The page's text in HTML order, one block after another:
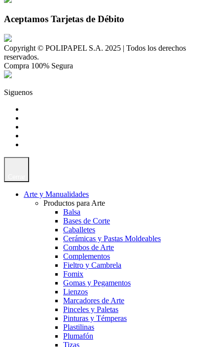
Aceptamos Tarjetas de Débito
Copyright © POLIPAPEL S.A. 2025 | Todos los derechos
reservados.
Compra 100% Segura
Siguenos
Arte y Manualidades
Productos para Arte
Balsa
Bases de Corte
Caballetes
Cerámicas y Pastas Moldeables
Combos de Arte
Complementos
Fieltro y Cambrela
Fomix
Gomas y Pegamentos
Lienzos
Marcadores de Arte
Pinceles y Paletas
Pinturas y Témperas
Plastilinas
Plumafón
Tizas